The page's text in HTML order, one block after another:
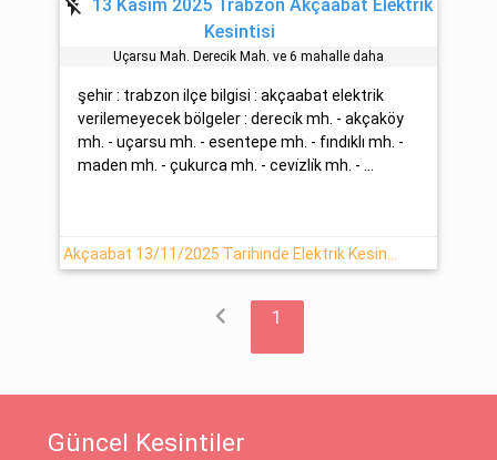
13 Kasım 2025 Trabzon Akçaabat Elektrik
Kesintisi
Uçarsu Mah. Dereci̇k Mah. ve 6 mahalle daha
şehir : trabzon ilçe bilgisi : akçaabat elektrik
verilemeyecek bölgeler : dereci̇k mh. - akçaköy
mh. - uçarsu mh. - esentepe mh. - fındıklı mh. -
maden mh. - çukurca mh. - cevi̇zli̇k mh. - ...
chevron_left 1
Güncel Kesintiler